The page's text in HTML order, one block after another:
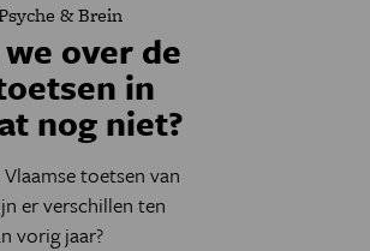
& Brein
over de
in
nog niet?
toetsen van
er verschillen ten
vorig jaar?